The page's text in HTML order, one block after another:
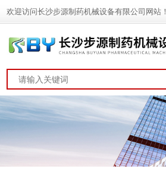
欢迎访问长沙步源制药机械设备有限公司网站！